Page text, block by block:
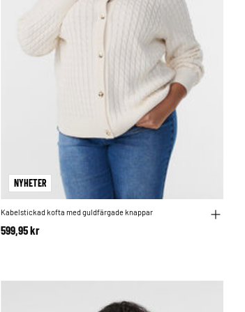
NYHETER
Kabelstickad kofta med guldfärgade knappar
599,95 kr